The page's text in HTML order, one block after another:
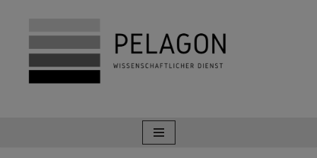
Zum
Inhalt
springen